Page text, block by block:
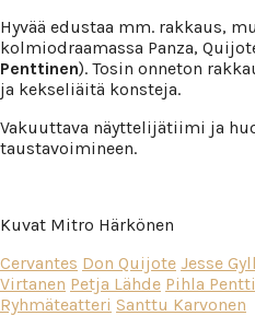
Hyvää edustaa mm. rakkaus,
kolmiodraamassa Panza,
Penttinen). Tosin onneton
ja kekseliäitä konsteja.
Vakuuttava näyttelijätiimi ja
taustavoimineen.
Kuvat Mitro Härkönen
Cervantes Don Quijote Jesse
Virtanen Petja Lähde Pihla
Ryhmäteatteri Santtu Karvonen